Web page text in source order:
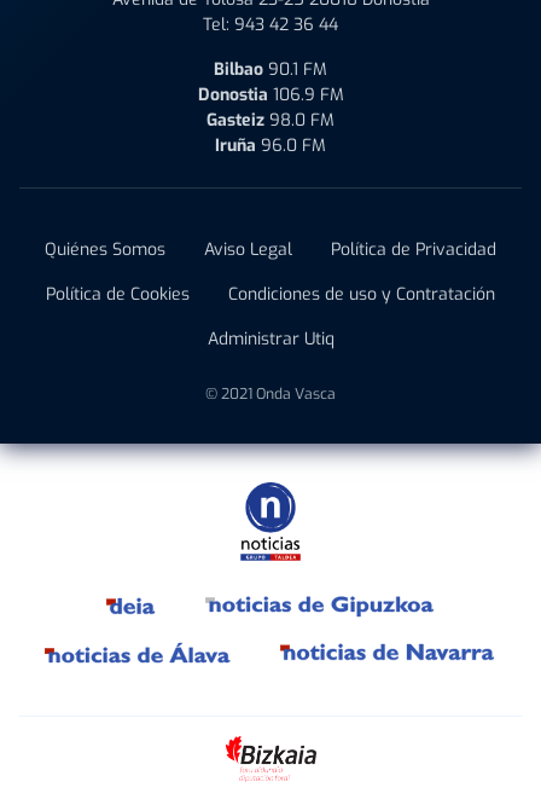
Tel: 943 42 36 44
Bilbao 90.1 FM
Donostia 106.9 FM
Gasteiz 98.0 FM
Iruña 96.0 FM
Quiénes Somos Aviso Legal
Política de Privacidad
Política de Cookies
Condiciones de uso y Contratación
Administrar Utiq
© 2021 Onda Vasca